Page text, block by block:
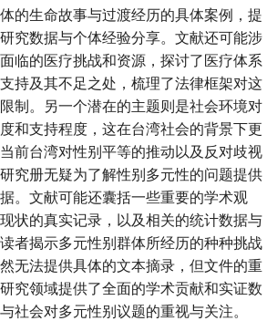
的生命故事与过渡经历的具体案例，提
究数据与个体经验分享。文献还可能涉
临的医疗挑战和资源，探讨了医疗体系
持及其不足之处，梳理了法律框架对这
制。另一个潜在的主题则是社会环境对
和支持程度，这在台湾社会的背景下更
前台湾对性别平等的推动以及反对歧视
究册无疑为了解性别多元性的问题提供
。文献可能还囊括一些重要的学术观
状的真实记录，以及相关的统计数据与
者揭示多元性别群体所经历的种种挑战
无法提供具体的文本摘录，但文件的重
究领域提供了全面的学术贡献和实证数
社会对多元性别议题的重视与关注。